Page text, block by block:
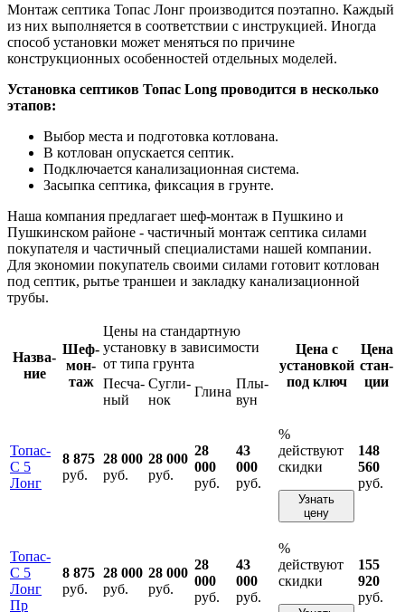
Монтаж септика Топас Лонг производится поэтапно. Каждый
из них выполняется в соответствии с инструкцией. Иногда
способ установки может меняться по причине
конструкционных особенностей отдельных моделей.
Установка септиков Топас Long проводится в несколько
этапов:
Выбор места и подготовка котлована.
В котлован опускается септик.
Подключается канализационная система.
Засыпка септика, фиксация в грунте.
Наша компания предлагает шеф-монтаж в Пушкино и
Пушкинском районе - частичный монтаж септика силами
покупателя и частичный специалистами нашей компании.
Для экономии покупатель своими силами готовит котлован
под септик, рытье траншеи и закладку канализационной
трубы.
Назва­
ние
Шеф-
мон­
таж
Цены на стандартную
установку в зависимости
от типа грунта
Цена с
устано­вкой
под ключ
Цена
стан­
ции
Песча­
ный
Сугли­
нок
Глина
Плы­
вун
Топас-
С 5
Лонг
8 875
руб.
28 000
руб.
28 000
руб.
28
000
руб.
43
000
руб.
%
действуют
скидки
Узнать
цену
148
560
руб.
Топас-
С 5
Лонг
Пр
8 875
руб.
28 000
руб.
28 000
руб.
28
000
руб.
43
000
руб.
%
действуют
скидки
155
920
руб.